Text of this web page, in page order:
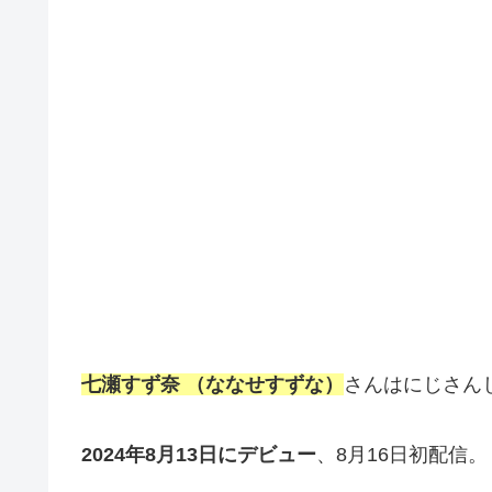
七瀬すず奈 （ななせすずな） さんはにじさん
2024年8月13日にデビュー、8月16日初配信。